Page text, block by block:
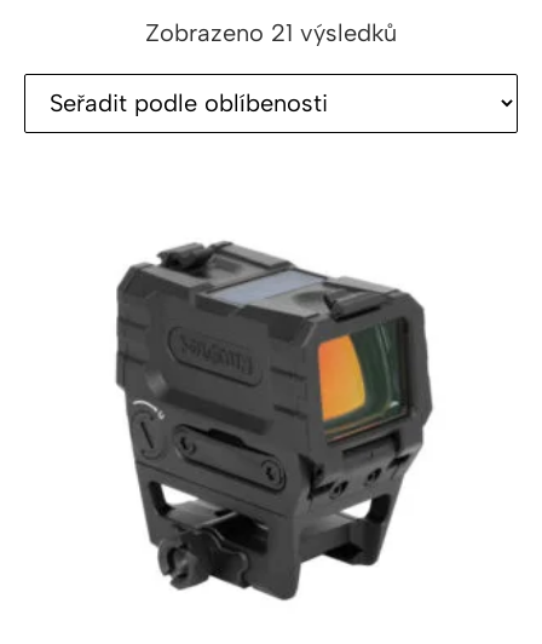
Zobrazeno 21 výsledků
oblíbenosti